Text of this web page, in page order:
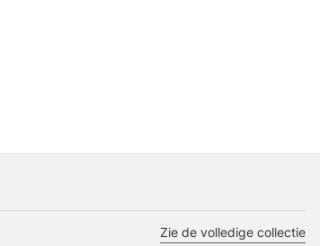
Zie de volledige collectie